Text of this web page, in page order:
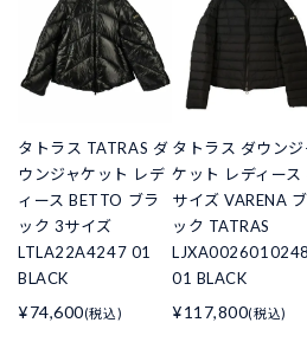
タトラス TATRAS ダ
ウンジャケット レデ
ィース BETTO ブラ
ック 3サイズ
LTLA22A4247 01
BLACK
¥74,600(税込)
タトラス ダウンジ
ケット レディース
サイズ VARENA
ック TATRAS
LJXA0026010248
01 BLACK
¥117,800(税込)